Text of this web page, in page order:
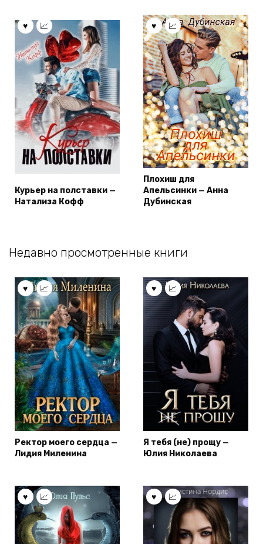
Курьер на полставки —
Натализа Кофф
Плохиш для
Апельсинки — Анна
Дубинская
Недавно просмотренные книги
Ректор моего сердца —
Лидия Миленина
Я тебя (не) прощу —
Юлия Николаева